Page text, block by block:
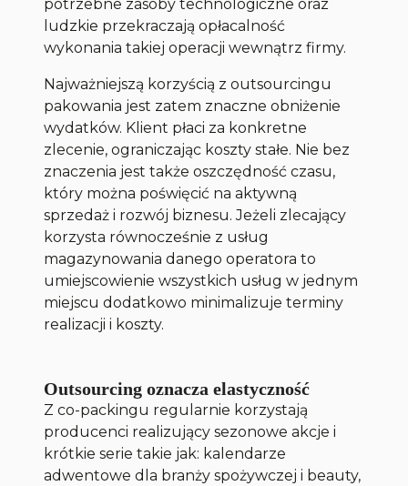
potrzebne zasoby technologiczne oraz
ludzkie przekraczają opłacalność
wykonania takiej operacji wewnątrz firmy.
Najważniejszą korzyścią z outsourcingu
pakowania jest zatem znaczne obniżenie
wydatków. Klient płaci za konkretne
zlecenie, ograniczając koszty stałe. Nie bez
znaczenia jest także oszczędność czasu,
który można poświęcić na aktywną
sprzedaż i rozwój biznesu. Jeżeli zlecający
korzysta równocześnie z usług
magazynowania danego operatora to
umiejscowienie wszystkich usług w jednym
miejscu dodatkowo minimalizuje terminy
realizacji i koszty.
Outsourcing oznacza elastyczność
Z co-packingu regularnie korzystają
producenci realizujący sezonowe akcje i
krótkie serie takie jak: kalendarze
adwentowe dla branży spożywczej i beauty,